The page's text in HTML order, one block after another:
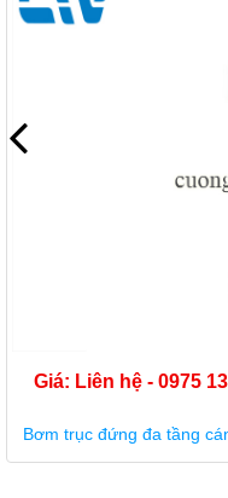
Giá: Liên hệ - 0975
Bơm trục đứng đa tầng